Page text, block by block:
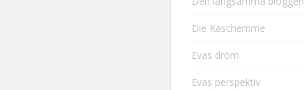
Die Kaschemme
Evas dröm
Evas perspektiv